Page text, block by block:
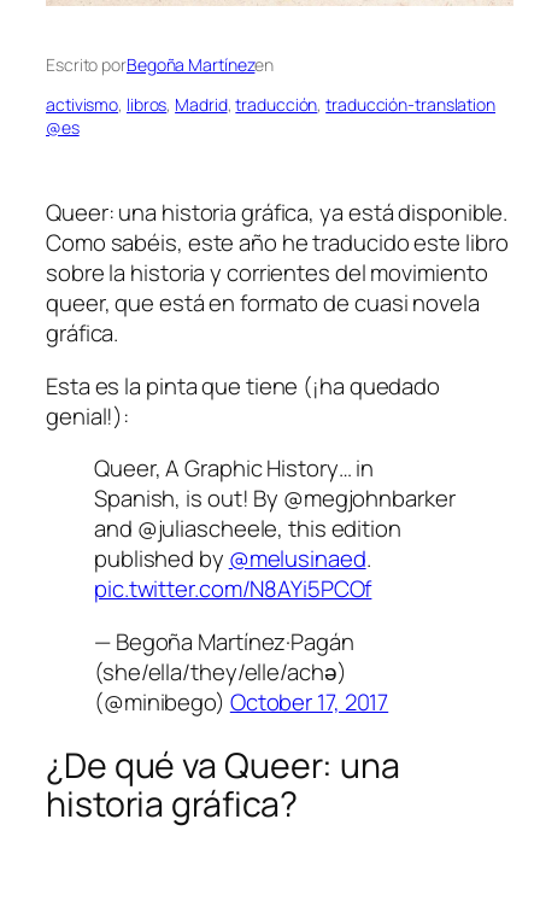
Escrito porBegoña Martínezen
activismo, libros, Madrid, traducción, traducción-translation
@es
Queer: una historia gráfica, ya está disponible.
Como sabéis, este año he traducido este libro
sobre la historia y corrientes del movimiento
queer, que está en formato decuasinovela
gráfica.
Esta es la pinta que tiene (¡ha quedado
genial!):
Queer, A Graphic History… in
Spanish, is out! By @megjohnbarker
and @juliascheele, this edition
published by @melusinaed.
pic.twitter.com/N8AYi5PCOf
— Begoña Martínez·Pagán
(she/ella/they/elle/achә)
(@minibego) October 17, 2017
¿De qué vaQueer: una
historia gráfica?